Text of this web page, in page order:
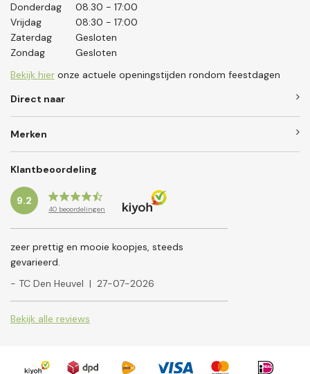
Donderdag
08.30 - 17:00
Vrijdag
08:30 - 17:00
Zaterdag
Gesloten
Zondag
Gesloten
Bekijk hier onze actuele openingstijden rondom feestdagen
Direct naar
Merken
Klantbeoordeling
9.2
40 beoordelingen
zeer prettig en mooie koopjes, steeds
gevarieerd.
- TC Den Heuvel | 27-07-2026
Bekijk alle reviews